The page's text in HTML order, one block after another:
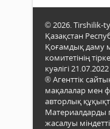
© 2026. Tirshilik-
Қазақстан
Қоғамдық даму
комитетінің
куәлігі
® Агенттік
мақалалар мен
авторлық
Материалдарды
жасалуы